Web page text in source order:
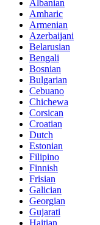
Albanian
Amharic
Armenian
Azerbaijani
Belarusian
Bengali
Bosnian
Bulgarian
Cebuano
Chichewa
Corsican
Croatian
Dutch
Estonian
Filipino
Finnish
Frisian
Galician
Georgian
Gujarati
Haitian